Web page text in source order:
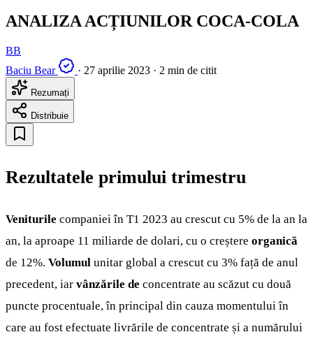
ANALIZA ACȚIUNILOR COCA-COLA
BB
Baciu Bear
· 27 aprilie 2023 · 2 min de citit
Rezumați
Distribuie
Rezultatele primului trimestru
Veniturile companiei în T1 2023 au crescut cu 5% de la an la
an, la aproape 11 miliarde de dolari, cu o creștere organică
de 12%. Volumul unitar global a crescut cu 3% față de anul
precedent, iar vânzările de concentrate au scăzut cu două
puncte procentuale, în principal din cauza momentului în
care au fost efectuate livrările de concentrate și a numărului